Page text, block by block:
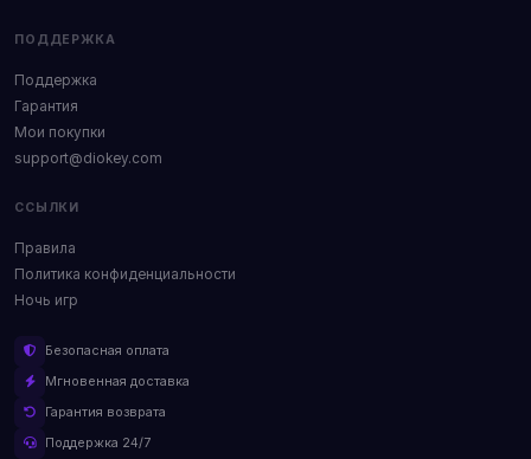
ПОДДЕРЖКА
Поддержка
Гарантия
Мои покупки
support@diokey.com
ССЫЛКИ
Правила
Политика конфиденциальности
Ночь игр
Безопасная оплата
Мгновенная доставка
Гарантия возврата
Поддержка 24/7